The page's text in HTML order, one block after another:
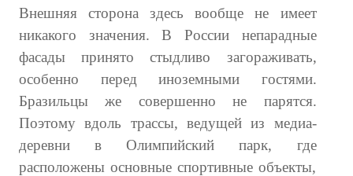
№ 6
№ 7
№ 8
№ 9
2026 г.
Внешняя сторона здесь вообще не имеет
никакого значения. В России непарадные
фасады принято стыдливо загораживать,
особенно перед иноземными гостями.
Бразильцы же совершенно не парятся.
Поэтому вдоль трассы, ведущей из медиа-
деревни в Олимпийский парк, где
расположены основные спортивные объекты,